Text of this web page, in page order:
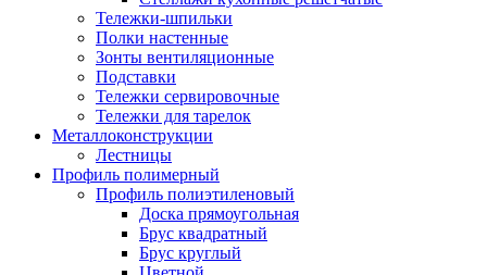
Тележки-шпильки
Полки настенные
Зонты вентиляционные
Подставки
Тележки сервировочные
Тележки для тарелок
Металлоконструкции
Лестницы
Профиль полимерный
Профиль полиэтиленовый
Доска прямоугольная
Брус квадратный
Брус круглый